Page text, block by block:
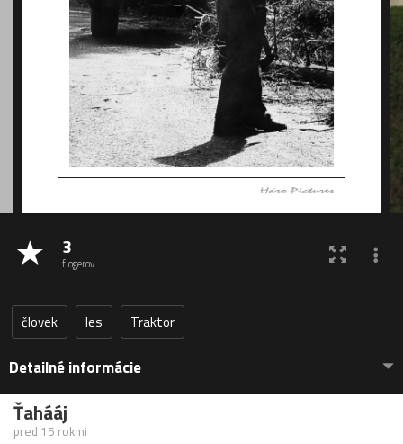
3
flogerov
človek les Traktor
Detailné informácie
Ťahááj
pred 15 rokmi